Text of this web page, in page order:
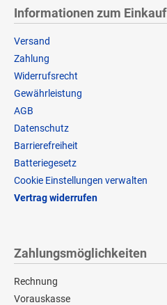
Informationen zum Einkauf
Versand
Zahlung
Widerrufsrecht
Gewährleistung
AGB
Datenschutz
Barrierefreiheit
Batteriegesetz
Cookie Einstellungen verwalten
Vertrag widerrufen
Zahlungsmöglichkeiten
Rechnung
Vorauskasse